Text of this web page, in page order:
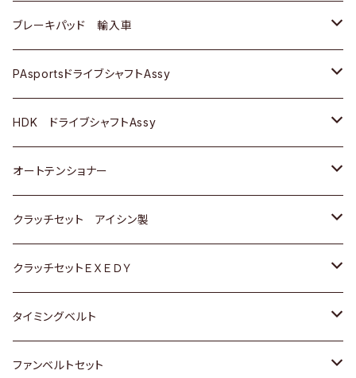
三菱
スバル
ＢＥＮＺ
三菱
スバル
マツダ
三菱
スバル
ダイハツ
マツダ
三菱
スバル
日産
ダイハツ
マツダ
三菱
スバル
日産
ダイハツ
マツダ
三菱
スバル
ホンダ
スズキ
日産
いすゞ
ダイハツ
マツダ
三菱
スバル
ＡＵＤＩ
ＢＥＮＺ
ＢＭＷ
GOLF
ＷＡＧＥＮ
アストロ（シボレー）
クライスラー
ブレーキパッド 輸入車
ＢＥＮＺ
ＢＭＷ
ＷＡＧＥＮ
ＶＯＬＶＯ
PAsportsドライブシャフトAssy
トヨタ
ホンダ
スズキ
日産
ダイハツ
マツダ
HDK ドライブシャフトAssy
スズキ
ダイハツ
日産
ホンダ
マツダ
オートテンショナー
トヨタ
クラッチセット アイシン製
ホンダ
スズキ
ダイハツ
クラッチセットＥＸＥＤＹ
ホンダ
スズキ
タイミングベルト
トヨタ
ファンベルトセット